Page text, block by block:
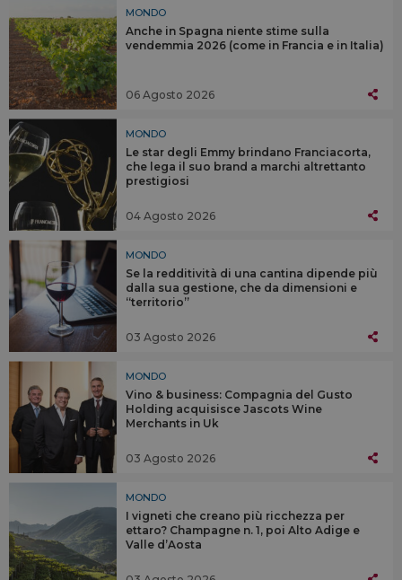
MONDO
Anche in Spagna niente stime sulla
vendemmia 2026 (come in Francia e in Italia)
06 Agosto 2026
MONDO
Le star degli Emmy brindano Franciacorta,
che lega il suo brand a marchi altrettanto
prestigiosi
04 Agosto 2026
MONDO
Se la redditività di una cantina dipende più
dalla sua gestione, che da dimensioni e
“territorio”
03 Agosto 2026
MONDO
Vino & business: Compagnia del Gusto
Holding acquisisce Jascots Wine
Merchants in Uk
03 Agosto 2026
MONDO
I vigneti che creano più ricchezza per
ettaro? Champagne n. 1, poi Alto Adige e
Valle d’Aosta